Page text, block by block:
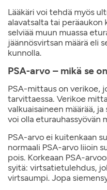
Lääkäri voi tehdä myös
alavatsalta tai peräaukon
selviää muun muassa
jäännösvirtsan määrä eli
kunnolla.
PSA-arvo – mikä se
PSA-mittaus on verikoe,
tarvittaessa. Verikoe
valkuaisaineen määrää,
voi olla eturauhassyövän
PSA-arvo ei kuitenkaan
normaali PSA-arvo liioin
pois. Korkeaan PSA-
syitä: virtsatietulehdus,
virtsaumpi. Jopa